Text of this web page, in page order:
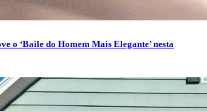
o ‘Baile do Homem Mais Elegante’ nesta